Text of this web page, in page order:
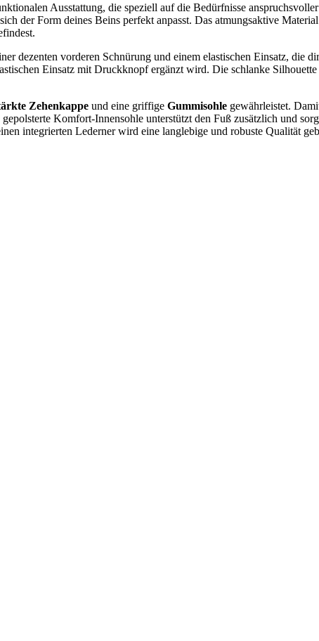
Ausstattung, die speziell auf die Bedürfnisse
der Form deines Beins perfekt anpasst. Das atmungsaktive
dezenten vorderen Schnürung und einem elastischen Einsatz, die
Einsatz mit Druckknopf ergänzt wird. Die schlanke
Zehenkappe und eine griffige Gummisohle gewährleistet.
Komfort-Innensohle unterstützt den Fuß zusätzlich und
integrierten Lederner wird eine langlebige und robuste Qualität